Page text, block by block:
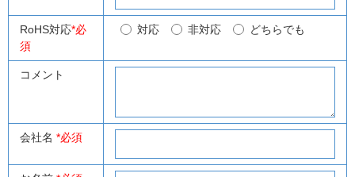
RoHS対応*必
須
対応 非対応 どちらでも
コメント
会社名 *必須